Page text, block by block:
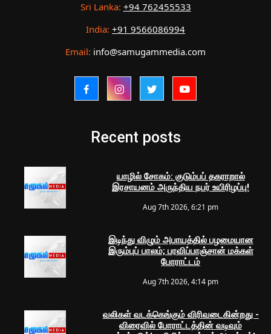
Sri Lanka: +94 762455533
India: +91 9566086994
Email: info@samugammedia.com
Recent posts
யாழில் சோகம்: குடும்பப் தகராறால்
இரசாயனம் அருந்திய நபர் உயிரிழப்பு!
Aug 7th 2026, 6:21 pm
இடிந்து விழும் அபாயத்தில் பழமையான
இரும்புப் பாலம்; பரவிப்பாஞ்சான் மக்கள்
போராட்டம்
Aug 7th 2026, 4:14 pm
வலிகள் வடக்கெங்கும் விரிவடைகின்றது -
விரைவில் போராட்டத்தின் வடிவும்